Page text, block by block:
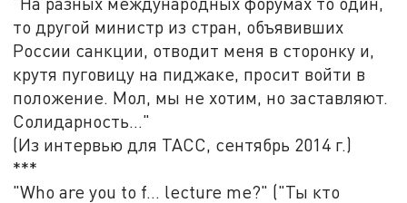
то другой министр из стран, объявивших
России санкции, отводит меня в сторонку и,
крутя пуговицу на пиджаке, просит войти в
положение. Мол, мы не хотим, но заставляют.
Cолидарность…"
(Из интервью для ТАСС, сентябрь 2014 г.)
***
"Who are you to f… lecture me?" ("Ты кто